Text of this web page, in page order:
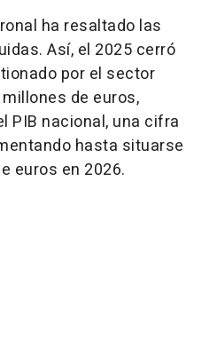
ha resaltado las
Así, el 2025 cerró
por el sector
de euros,
PIB nacional, una cifra
hasta situarse
euros en 2026.